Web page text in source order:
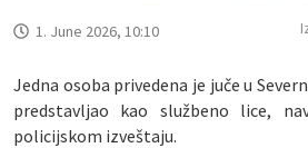
1. June 2026, 10:10
Jedna osoba privedena je juče u
predstavljao kao službeno lice,
policijskom izveštaju.